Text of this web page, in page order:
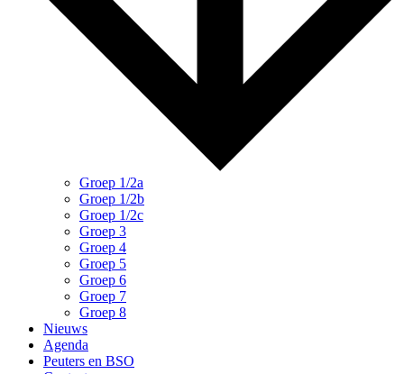
Groep 1/2a
Groep 1/2b
Groep 1/2c
Groep 3
Groep 4
Groep 5
Groep 6
Groep 7
Groep 8
Nieuws
Agenda
Peuters en BSO